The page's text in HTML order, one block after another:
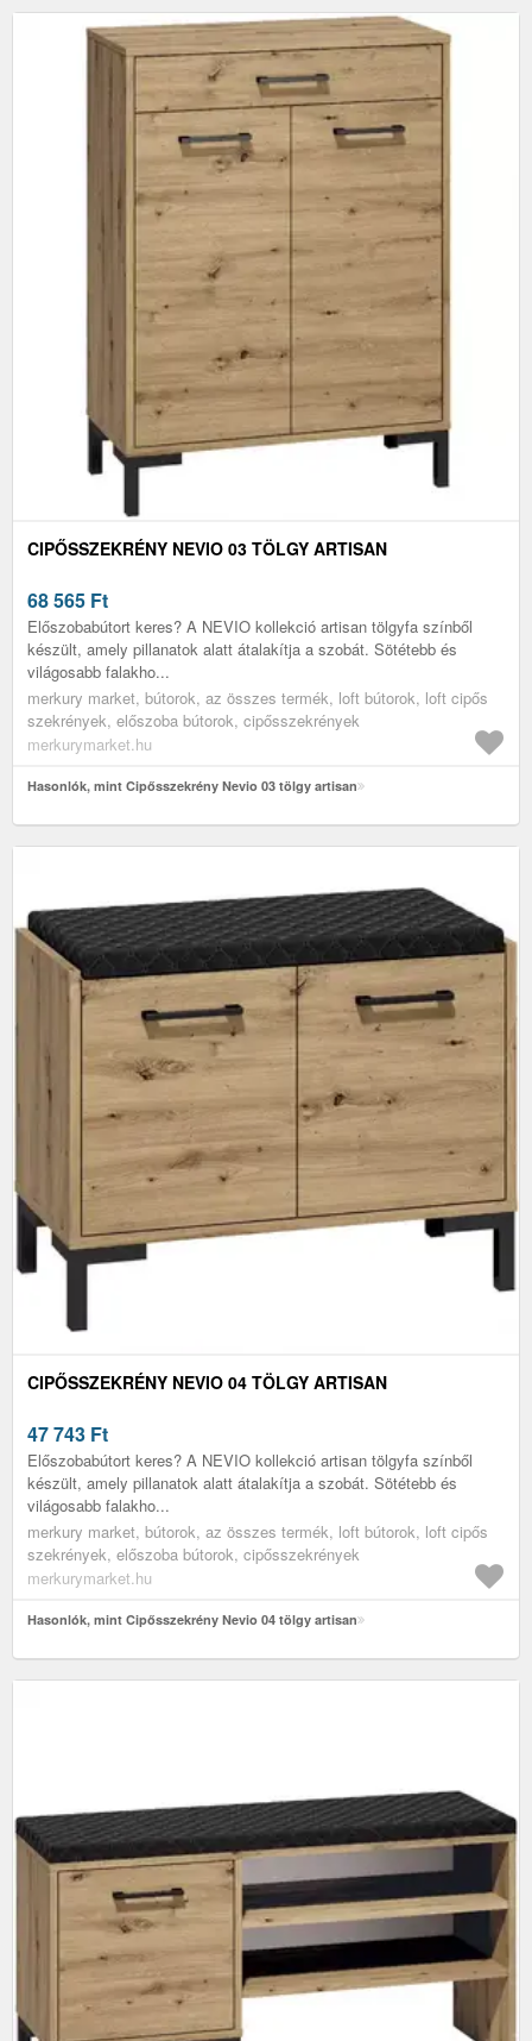
CIPŐSSZEKRÉNY NEVIO 03 TÖLGY ARTISAN
68 565 Ft
Előszobabútort keres? A NEVIO kollekció artisan tölgyfa színből
készült, amely pillanatok alatt átalakítja a szobát. Sötétebb és
világosabb falakho...
merkury market, bútorok, az összes termék, loft bútorok, loft cipős
szekrények, előszoba bútorok, cipősszekrények
merkurymarket.hu
Hasonlók, mint Cipősszekrény Nevio 03 tölgy artisan
CIPŐSSZEKRÉNY NEVIO 04 TÖLGY ARTISAN
47 743 Ft
Előszobabútort keres? A NEVIO kollekció artisan tölgyfa színből
készült, amely pillanatok alatt átalakítja a szobát. Sötétebb és
világosabb falakho...
merkury market, bútorok, az összes termék, loft bútorok, loft cipős
szekrények, előszoba bútorok, cipősszekrények
merkurymarket.hu
Hasonlók, mint Cipősszekrény Nevio 04 tölgy artisan